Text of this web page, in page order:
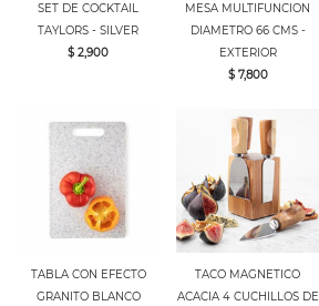
SET DE COCKTAIL
TAYLORS - SILVER
$ 2,900
MESA MULTIFUNCION
DIAMETRO 66 CMS -
EXTERIOR
$ 7,800
TABLA CON EFECTO
GRANITO BLANCO
TACO MAGNETICO
ACACIA 4 CUCHILLOS DE